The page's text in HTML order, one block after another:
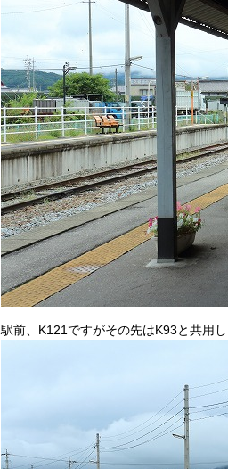
駅前、K121ですがその先はK93と共用